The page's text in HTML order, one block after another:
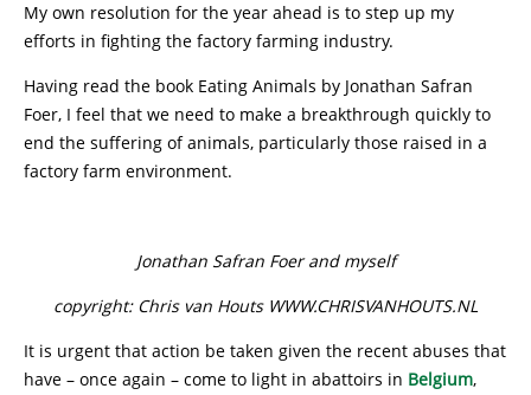
My own resolution for the year ahead is to step up my
efforts in fighting the factory farming industry.
Having read the book Eating Animals by Jonathan Safran
Foer, I feel that we need to make a breakthrough quickly to
end the suffering of animals, particularly those raised in a
factory farm environment.
Jonathan Safran Foer and myself
copyright: Chris van Houts WWW.CHRISVANHOUTS.NL
It is urgent that action be taken given the recent abuses that
have – once again – come to light in abattoirs in Belgium,